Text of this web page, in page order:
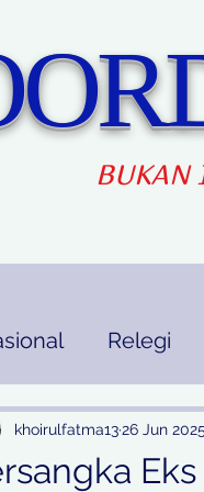
BUKAN
Relegi
Pendidikan
khoirulfatma1326 Jun 2025